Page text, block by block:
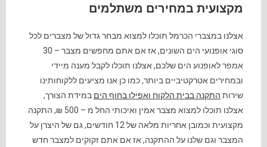
מקצועית במחירים משתלמים
אצלנו במצברי הכרמל תוכלו למצוא מבחר גדול של מצברים לכל
סוגי אופנועי הים השונים, אז אם אתם מחפשים מצבר – 30
אמפר לאופנוע הים שלכם, אצלנו תוכלו לקבל מענה מיידי
ובמחירים אטרקטיביים ביותר,כמו כן אנו מציעים ללקוחותינו
שירות התקנה בבית הלקוח ואפילו בחוף הים במידת הצורך,
אצלנו תוכלו למצוא מצבר אמין ואיכותי החל מ – 500 ₪,
התקנה
מקצועית וכמובן אחריות מלאה של
חודשים,גם של היצרן על
המצבר וגם שלנו על ההתקנה, אז אם אתם זקוקים למצבר חדש